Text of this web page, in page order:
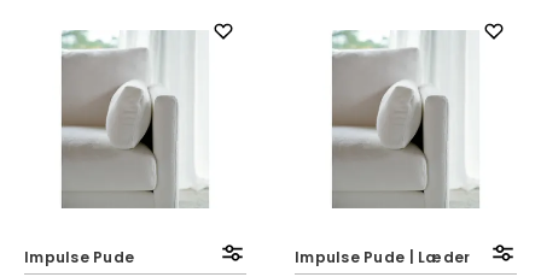
Impulse Pude Impulse Pude | Læder